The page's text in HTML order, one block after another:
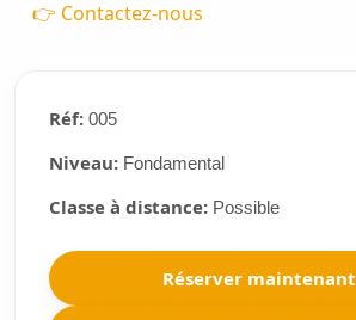
👉 Contactez-nous
Réf:005
Niveau:Fondamental
Classe à distance:Possible
Réserver maintenant